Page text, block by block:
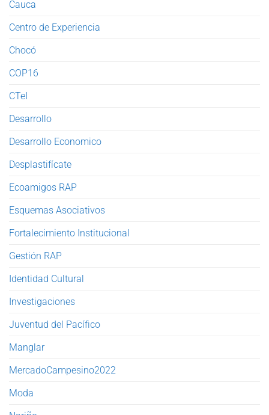
Cauca
Centro de Experiencia
Chocó
COP16
CTeI
Desarrollo
Desarrollo Economico
Desplastifícate
Ecoamigos RAP
Esquemas Asociativos
Fortalecimiento Institucional
Gestión RAP
Identidad Cultural
Investigaciones
Juventud del Pacífico
Manglar
MercadoCampesino2022
Moda